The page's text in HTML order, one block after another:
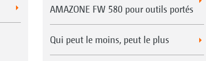
AMAZONE FW 580 pour outils portés
Qui peut le moins, peut le plus